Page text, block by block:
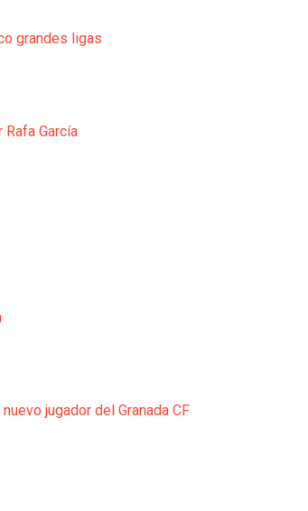
grandes ligas
García
jugador del Granada CF